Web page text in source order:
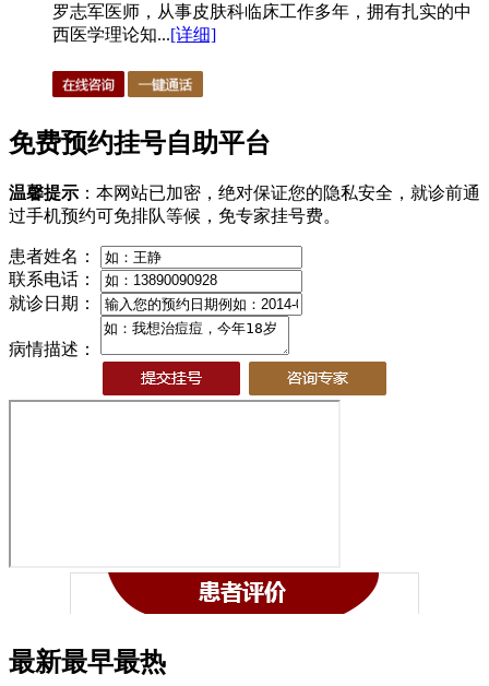
罗志军医师，从事皮肤科临床工作多年，拥有扎实的中
西医学理论知...[详细]
免费预约挂号自助平台
温馨提示 ：本网站已加密，绝对保证您的隐私安全，就诊前通
过手机预约可免排队等候，免专家挂号费。
患者姓名：
联系电话：
就诊日期：
病情描述：
最新最早最热